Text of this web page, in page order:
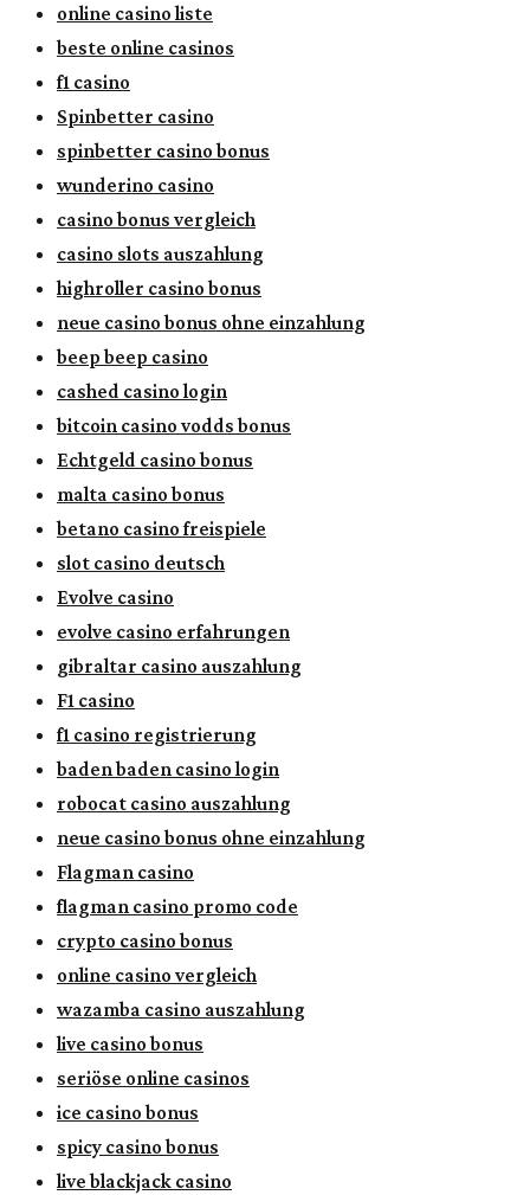
online casino liste
beste online casinos
f1 casino
Spinbetter casino
spinbetter casino bonus
wunderino casino
casino bonus vergleich
casino slots auszahlung
highroller casino bonus
neue casino bonus ohne einzahlung
beep beep casino
cashed casino login
bitcoin casino vodds bonus
Echtgeld casino bonus
malta casino bonus
betano casino freispiele
slot casino deutsch
Evolve casino
evolve casino erfahrungen
gibraltar casino auszahlung
F1 casino
f1 casino registrierung
baden baden casino login
robocat casino auszahlung
neue casino bonus ohne einzahlung
Flagman casino
flagman casino promo code
crypto casino bonus
online casino vergleich
wazamba casino auszahlung
live casino bonus
seriöse online casinos
ice casino bonus
spicy casino bonus
live blackjack casino